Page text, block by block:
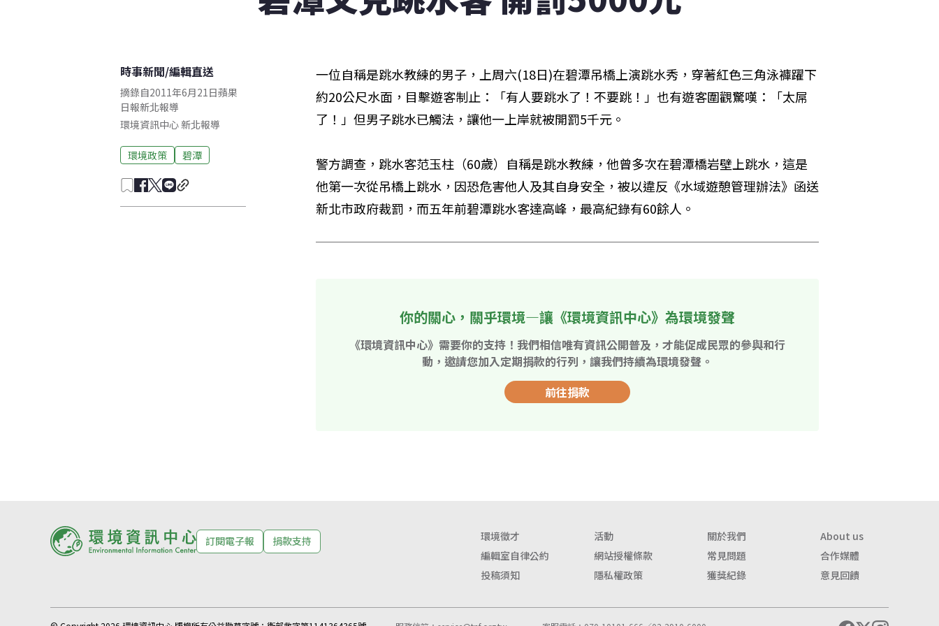
時事新聞/編輯直送
摘錄自2011年6月21日蘋果
日報新北報導
環境資訊中心新北報導
環境政策 碧潭
一位自稱是跳水教練的男子，上周六(18日)在碧潭吊橋上演跳水秀，穿著紅色三角泳褲躍下
約20公尺水面，目擊遊客制止：「有人要跳水了！不要跳！」也有遊客圍觀驚嘆：「太屌
了！」但男子跳水已觸法，讓他一上岸就被開罰5千元。
警方調查，跳水客范玉柱（60歲）自稱是跳水教練，他曾多次在碧潭橋岩壁上跳水，這是
他第一次從吊橋上跳水，因恐危害他人及其自身安全，被以違反《水域遊憩管理辦法》函送
新北市政府裁罰，而五年前碧潭跳水客達高峰，最高紀錄有60餘人。
你的關心，關乎環境—讓《環境資訊中心》為環境發聲
《環境資訊中心》需要你的支持！我們相信唯有資訊公開普及，才能促成民眾的參與和行
動，邀請您加入定期捐款的行列，讓我們持續為環境發聲。
前往捐款
訂閱電子報 捐款支持 環境徵才 活動 關於我們
About us
編輯室自律公約
網站授權條款 常見問題
合作媒體
投稿須知
隱私權政策 獲獎紀錄 意見回饋